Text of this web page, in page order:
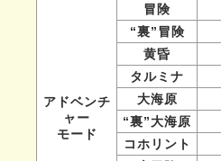
アドベンチ
ャー
モード
冒険
“裏”冒険
黄昏
タルミナ
大海原
“裏”大海原
コホリント